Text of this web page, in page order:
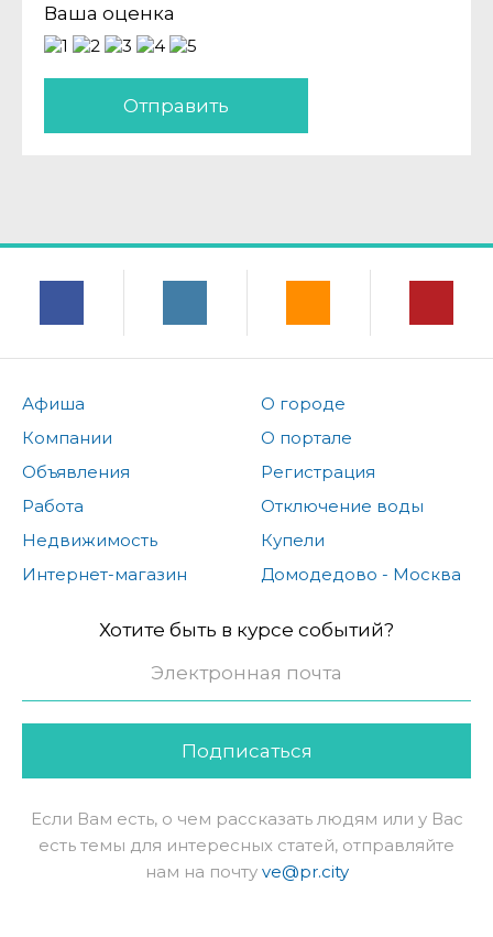
Ваша оценка
Отправить
Афиша
Компании
Объявления
Работа
Недвижимость
Интернет-магазин
О городе
О портале
Регистрация
Отключение воды
Купели
Домодедово - Москва
Хотите быть в курсе событий?
Подписаться
Если Вам есть, о чем рассказать людям или у Вас
есть темы для интересных статей, отправляйте
нам на почту ve@pr.city